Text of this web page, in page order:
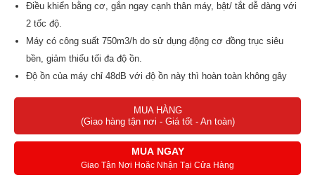
Điều khiển bằng cơ, gắn ngay cạnh thân máy, bật/ tắt dễ dàng với
2 tốc độ.
Máy có công suất 750m3/h do sử dụng động cơ đồng trục siêu
bền, giảm thiểu tối đa độ ồn.
Độ ồn của máy chỉ 48dB với độ ồn này thì hoàn toàn không gây
Lưới lọc mỡ Aluminum 3 lớp nằm trên 2 khay kéo của máy.
Bộ lọc mỡ hợp kim nhôm, có thể tháo lắp, tiện lau chùi, vệ sinh
Máy có 2 chế độ: khử mùi tuần hoàn bằng than hoạt tính và hút
MUA HÀNG
(Giao hàng tận nơi - Giá tốt - An toàn)
MUA NGAY
Giao Tận Nơi Hoặc Nhận Tại Cửa Hàng